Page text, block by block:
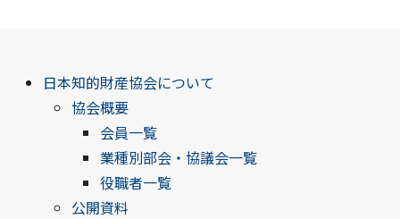
日本知的財産協会について
協会概要
会員一覧
業種別部会・協議会一覧
役職者一覧
公開資料